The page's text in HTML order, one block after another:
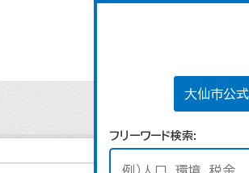
大仙市公式
フリーワード検索